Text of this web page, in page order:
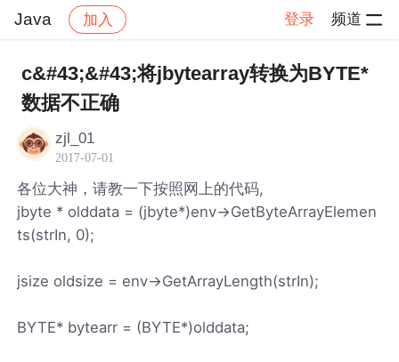
Java 加入 登录 频道
社区 Java 帖子详情
c&#43;&#43;将jbytearray转换为BYTE*
数据不正确
zjl_01
2017-07-01
各位大神，请教一下按照网上的代码,
jbyte * olddata = (jbyte*)env->GetByteArrayElemen
ts(strIn, 0);
jsize oldsize = env->GetArrayLength(strIn);
BYTE* bytearr = (BYTE*)olddata;